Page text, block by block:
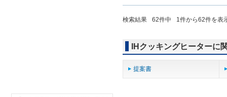
検索結果 62件中 1件から62件を表
IHクッキングヒーターに
提案書